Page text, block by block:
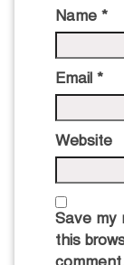
Name *
Email *
Website
Save my
this